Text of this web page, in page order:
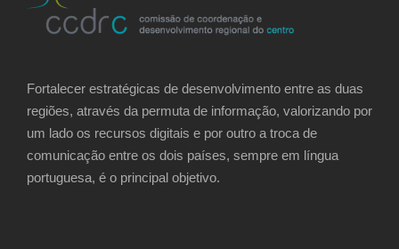
Fortalecer estratégicas de desenvolvimento entre as duas
regiões, através da permuta de informação, valorizando por
um lado os recursos digitais e por outro a troca de
comunicação entre os dois países, sempre em língua
portuguesa, é o principal objetivo.